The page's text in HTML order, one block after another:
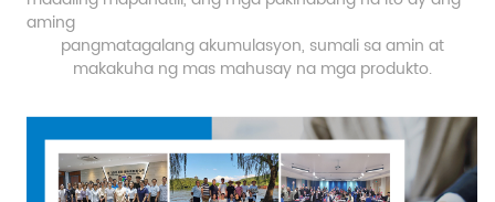
aming
pangmatagalang akumulasyon, sumali sa amin at
makakuha ng mas mahusay na mga produkto.